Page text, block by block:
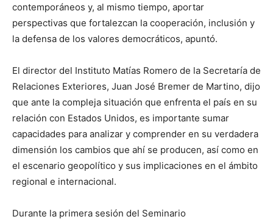
contemporáneos y, al mismo tiempo, aportar
perspectivas que fortalezcan la cooperación, inclusión y
la defensa de los valores democráticos, apuntó.
El director del Instituto Matías Romero de la Secretaría de
Relaciones Exteriores, Juan José Bremer de Martino, dijo
que ante la compleja situación que enfrenta el país en su
relación con Estados Unidos, es importante sumar
capacidades para analizar y comprender en su verdadera
dimensión los cambios que ahí se producen, así como en
el escenario geopolítico y sus implicaciones en el ámbito
regional e internacional.
Durante la primera sesión del Seminario